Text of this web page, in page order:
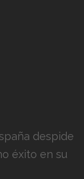
despide
éxito en su